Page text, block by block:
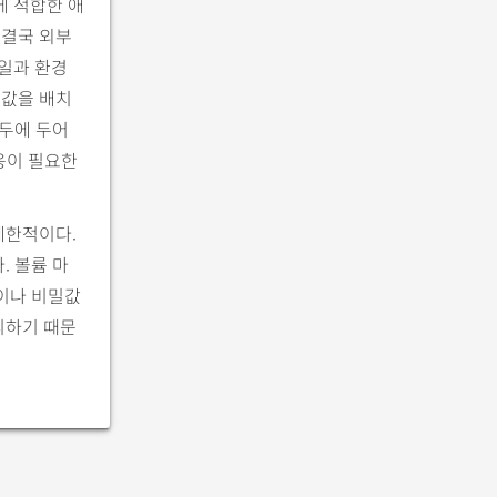
국 외부
과 환경
을 배치
에 두어
이 필요한
적이다.
볼륨 마
나 비밀값
기 때문